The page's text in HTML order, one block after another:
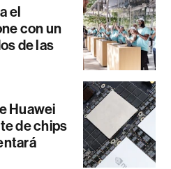
el
con un
de las
Huawei
de chips